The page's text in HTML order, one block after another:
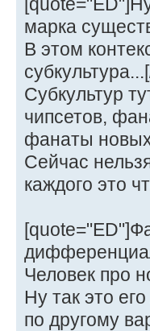
марка
В этом
Субкультур
чипсетов,
фанаты
Сейчас
каждого это
Человек про
Ну так это
по другому